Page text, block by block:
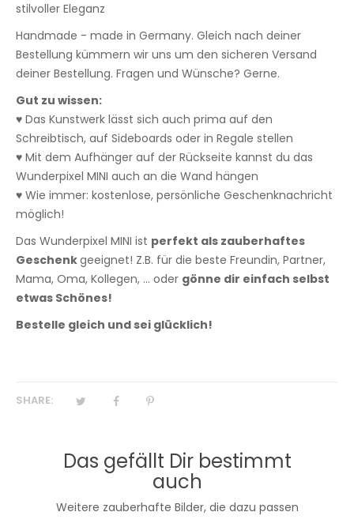
stilvoller Eleganz
Handmade - made in Germany. Gleich nach deiner
Bestellung kümmern wir uns um den sicheren Versand
deiner Bestellung. Fragen und Wünsche? Gerne.
Gut zu wissen:
♥ Das Kunstwerk lässt sich auch prima auf den
Schreibtisch, auf Sideboards oder in Regale stellen
♥ Mit dem Aufhänger auf der Rückseite kannst du das
Wunderpixel MINI auch an die Wand hängen
♥ Wie immer: kostenlose, persönliche Geschenknachricht
möglich!
Das Wunderpixel MINI ist perfekt als zauberhaftes
Geschenkgeeignet! Z.B. für die beste Freundin, Partner,
Mama, Oma, Kollegen, ... oder gönne dir einfach selbst
etwas Schönes!
Bestelle gleich und sei glücklich!
SHARE:
Das gefällt Dir bestimmt
auch
Weitere zauberhafte Bilder, die dazu passen